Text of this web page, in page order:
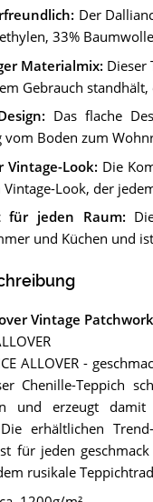
: Der
33%
Materialmix: Dieser
Gebrauch
: Das flache
vom Boden zum
Vintage-Look: Die
Look, der
für jeden Raum:
und Küchen und
Vintage
ALLOVER -
Chenille-Teppich
und erzeugt damit
erhältlichen
für jeden
rusikale